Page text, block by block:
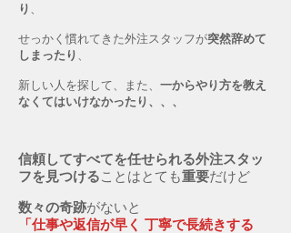
り 、
せっかく慣れてきた外注スタッフが突然辞めて
しまったり 、
新しい人を探して、また、 一からやり方を教え
なくてはいけなかったり、、、
信頼してすべてを任せられる外注スタッ
フを見つけることはとても重要だけど
数々の奇跡がないと
「仕事や返信が早く 丁寧で長続きする